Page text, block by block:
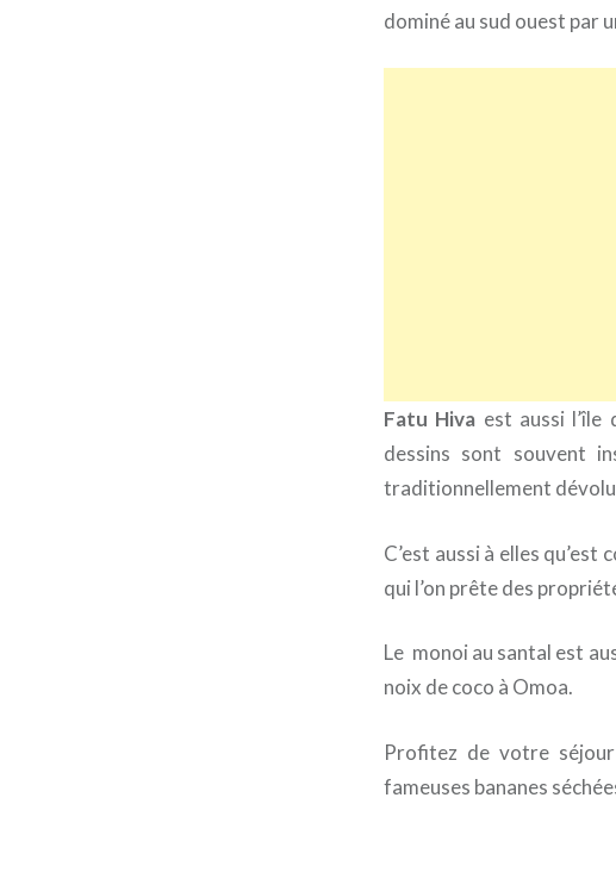
dominé au sud ouest par
Fatu Hiva est aussi l’île
dessins sont souvent
traditionnellement
C’est aussi à elles
qui l’on prête des
Le monoi au santal est
noix de coco à Omoa.
Profitez de votre
fameuses bananes